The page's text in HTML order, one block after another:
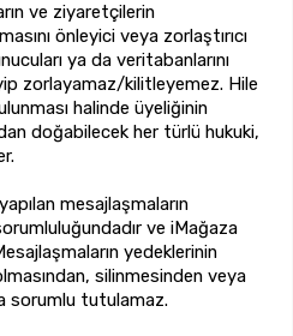
ve ziyaretçilerin
önleyici veya zorlaştırıcı
ya da veritabanlarını
zorlayamaz/kilitleyemez. Hile
halinde üyeliğinin
doğabilecek her türlü hukuki,
mesajlaşmaların
ve iMağaza
yedeklerinin
silinmesinden veya
sorumlu tutulamaz.